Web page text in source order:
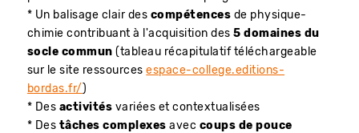
* Un balisage clair des compétences de physique-
chimie contribuant à l'acquisition des5 domaines du
socle commun(tableau récapitulatif téléchargeable
sur le site ressourcesespace-college.editions-
bordas.fr/ )
* Des activités variées et contextualisées
* Des tâches complexes avec coups de pouce